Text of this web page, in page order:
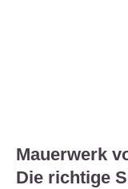
Mauerwerk
Die richtige